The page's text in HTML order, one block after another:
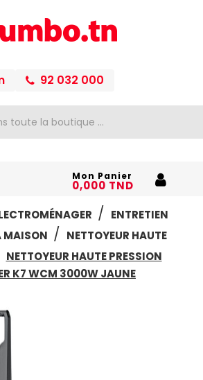
92 032 000
Mon Panier
0,000 TND
ENTRETIEN
MAISON
NETTOYEUR HAUTE
NETTOYEUR HAUTE PRESSION
K7 WCM 3000W JAUNE